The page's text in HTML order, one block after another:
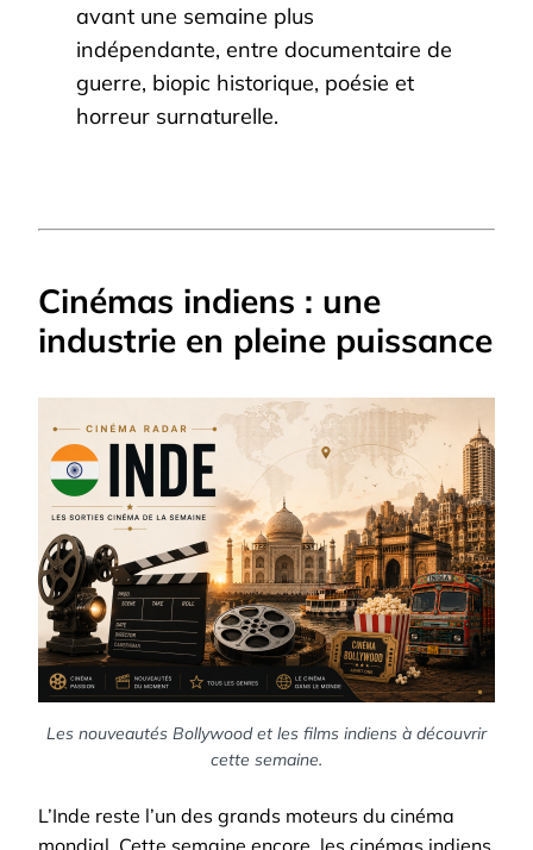
avant une semaine plus
indépendante, entre documentaire de
guerre, biopic historique, poésie et
horreur surnaturelle.
Cinémas indiens : une
industrie en pleine puissance
Les nouveautés Bollywood et les films indiens à découvrir
cette semaine.
L’Inde reste l’un des grands moteurs du cinéma
mondial. Cette semaine encore, les cinémas indiens